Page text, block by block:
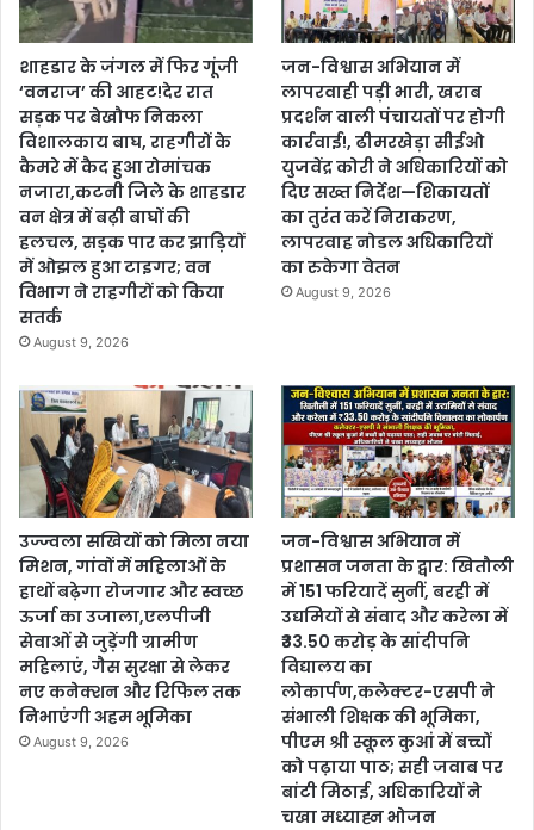
शाहडार के जंगल में फिर गूंजी
‘वनराज’ की आहट!देर रात
सड़क पर बेखौफ निकला
विशालकाय बाघ, राहगीरों के
कैमरे में कैद हुआ रोमांचक
नजारा,कटनी जिले के शाहडार
वन क्षेत्र में बढ़ी बाघों की
हलचल, सड़क पार कर झाड़ियों
में ओझल हुआ टाइगर; वन
विभाग ने राहगीरों को किया
सतर्क
August 9, 2026
जन-विश्वास अभियान में
लापरवाही पड़ी भारी, खराब
प्रदर्शन वाली पंचायतों पर होगी
कार्रवाई!, ढीमरखेड़ा सीईओ
युजवेंद्र कोरी ने अधिकारियों को
दिए सख्त निर्देश—शिकायतों
का तुरंत करें निराकरण,
लापरवाह नोडल अधिकारियों
का रुकेगा वेतन
August 9, 2026
उज्ज्वला सखियों को मिला नया
मिशन, गांवों में महिलाओं के
हाथों बढ़ेगा रोजगार और स्वच्छ
ऊर्जा का उजाला,एलपीजी
सेवाओं से जुड़ेंगी ग्रामीण
महिलाएं, गैस सुरक्षा से लेकर
नए कनेक्शन और रिफिल तक
निभाएंगी अहम भूमिका
August 9, 2026
जन-विश्वास अभियान में
प्रशासन जनता के द्वार: खितौली
में 151 फरियादें सुनीं, बरही में
उद्यमियों से संवाद और करेला में
₹33.50 करोड़ के सांदीपनि
विद्यालय का
लोकार्पण,कलेक्टर-एसपी ने
संभाली शिक्षक की भूमिका,
पीएम श्री स्कूल कुआं में बच्चों
को पढ़ाया पाठ; सही जवाब पर
बांटी मिठाई, अधिकारियों ने
चखा मध्याह्न भोजन